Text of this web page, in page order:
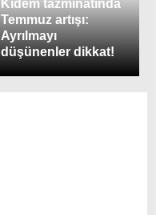
Kıdem tazminatında
Temmuz artışı:
Ayrılmayı
düşünenler dikkat!